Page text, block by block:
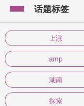
话题标签
上涨
amp
湖南
探索